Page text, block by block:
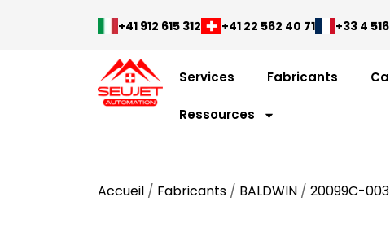
+41 912 615 312 +41 22 562 40 71 +33 4
Services Fabricants
Ressources
Accueil / Fabricants / BALDWIN / 20099C-003